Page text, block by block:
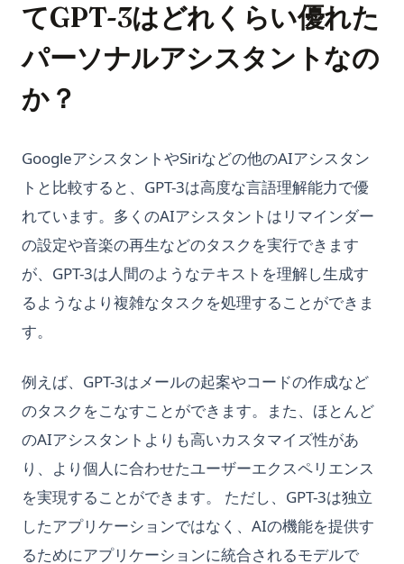
てGPT-3はどれくらい優れた
パーソナルアシスタントなの
か？
GoogleアシスタントやSiriなどの他のAIアシスタン
トと比較すると、GPT-3は高度な言語理解能力で優
れています。多くのAIアシスタントはリマインダー
の設定や音楽の再生などのタスクを実行できます
が、GPT-3は人間のようなテキストを理解し生成す
るようなより複雑なタスクを処理することができま
す。
例えば、GPT-3はメールの起案やコードの作成など
のタスクをこなすことができます。また、ほとんど
のAIアシスタントよりも高いカスタマイズ性があ
り、より個人に合わせたユーザーエクスペリエンス
を実現することができます。 ただし、GPT-3は独立
したアプリケーションではなく、AIの機能を提供す
るためにアプリケーションに統合されるモデルで